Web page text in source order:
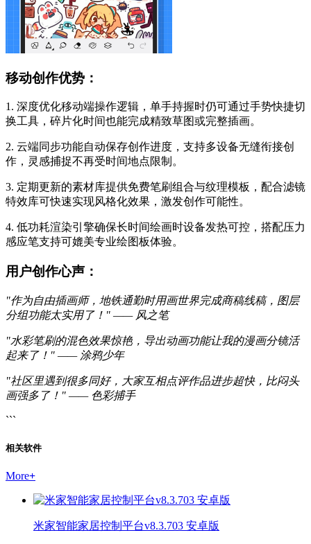
移动创作优势：
1. 深度优化移动端操作逻辑，单手持握时仍可通过手势快捷切
换工具，碎片化时间也能完成精致草图或完整插画。
2. 云端同步功能自动保存创作进度，支持多设备无缝衔接创
作，灵感捕捉不再受时间地点限制。
3. 定期更新的素材库提供免费笔刷组合与纹理模板，配合滤镜
特效库可快速实现风格化效果，激发创作可能性。
4. 低功耗渲染引擎确保长时间绘画时设备发热可控，搭配压力
感应笔支持可媲美专业绘图板体验。
用户创作心声：
"作为自由插画师，地铁通勤时用画世界完成商稿线稿，图层
分组功能太实用了！" —— 风之笔
"水彩笔刷的混色效果惊艳，导出动画功能让我的漫画分镜活
起来了！" —— 涂鸦少年
"社区里遇到很多同好，大家互相点评作品进步超快，比闷头
画强多了！" —— 色彩捕手
```
相关软件
More+
米家智能家居控制平台v8.3.703 安卓版